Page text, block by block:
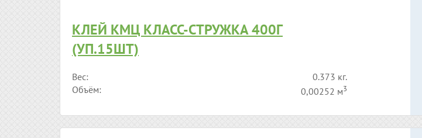
КЛЕЙ КМЦ КЛАСС-СТРУЖКА 400Г
(УП.15ШТ)
Вес:
0.373 кг.
Объём:
0,00252 м3